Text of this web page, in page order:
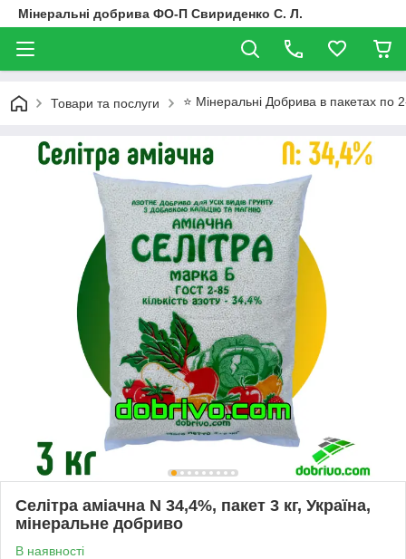
Мінеральні добрива ФО-П Свириденко С. Л.
Товари та послуги ⭐ Мінеральні Добрива в пакетах по
Селітра аміачна N 34,4%, пакет 3 кг, Україна,
мінеральне добриво
В наявності